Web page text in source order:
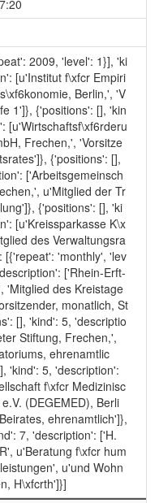
2009, 'level': 1}], 'ki
[u'Institut f\xfcr Empiri
Berlin,', 'V
1']}, {'positions': [], 'kin
[u'Wirtschaftsf\xf6rderu
Frechen,', 'Vorsitze
{'positions': [],
['Arbeitsgemeinsch
u'Mitglied der Tr
{'positions': [], 'ki
[u'Kreissparkasse K\x
des Verwaltungsra
[{'repeat': 'monthly', 'lev
['Rhein-Erft-
'Mitglied des Kreistage
monatlich, St
[], 'kind': 5, 'descriptio
Stiftung, Frechen,',
ehrenamtlic
'kind': 5, 'description':
f\xfcr Medizinisc
(DEGEMED), Berli
ehrenamtlich']},
7, 'description': ['H.
u'Beratung f\xfcr hum
u'und Wohn
H\xfcrth']}]